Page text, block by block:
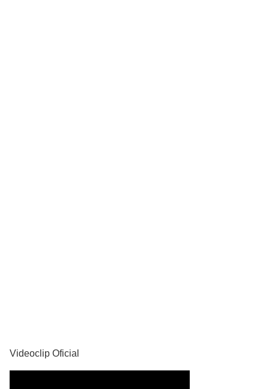
Videoclip Oficial